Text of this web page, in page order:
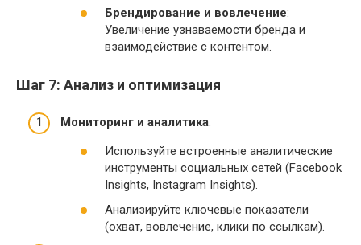
Брендирование и вовлечение:
Увеличение узнаваемости бренда и
взаимодействие с контентом.
Шаг 7: Анализ и оптимизация
Мониторинг и аналитика:
Используйте встроенные аналитические
инструменты социальных сетей (Facebook
Insights, Instagram Insights).
Анализируйте ключевые показатели
(охват, вовлечение, клики по ссылкам).